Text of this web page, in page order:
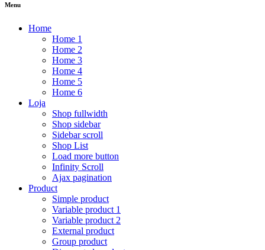
Menu
Home
Home 1
Home 2
Home 3
Home 4
Home 5
Home 6
Loja
Shop fullwidth
Shop sidebar
Sidebar scroll
Shop List
Load more button
Infinity Scroll
Ajax pagination
Product
Simple product
Variable product 1
Variable product 2
External product
Group product